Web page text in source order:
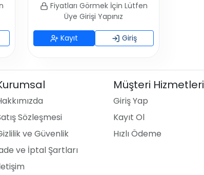
Fiyatları Görmek İçin Lütfen
Üye Girişi Yapınız
Kayıt Giriş
Sözleşmesi
ve Güvenlik
ve İptal Şartları
Müşteri Hizmetleri
Giriş Yap
Kayıt Ol
Hızlı Ödeme